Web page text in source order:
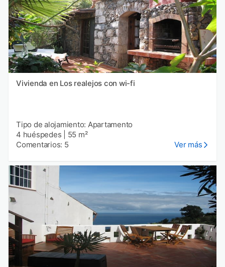
Vivienda en Los realejos con wi-fi
Tipo de alojamiento: Apartamento
4 huéspedes
55 m²
Comentarios: 5
Ver más